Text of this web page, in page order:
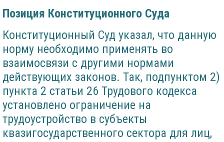
Позиция Конституционного Суда
Конституционный Суд указал, что данную
норму необходимо применять во
взаимосвязи с другими нормами
действующих законов. Так, подпунктом 2)
пункта 2 статьи 26 Трудового кодекса
установлено ограничение на
трудоустройство в субъекты
квазигосударственного сектора для лиц,